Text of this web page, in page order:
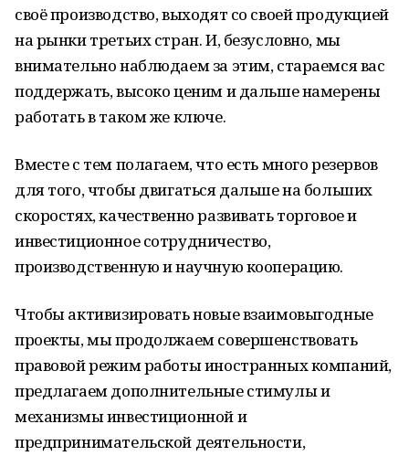
своё производство, выходят со своей продукцией
на рынки третьих стран. И, безусловно, мы
внимательно наблюдаем за этим, стараемся вас
поддержать, высоко ценим и дальше намерены
работать в таком же ключе.
Вместе с тем полагаем, что есть много резервов
для того, чтобы двигаться дальше на больших
скоростях, качественно развивать торговое и
инвестиционное сотрудничество,
производственную и научную кооперацию.
Чтобы активизировать новые взаимовыгодные
проекты, мы продолжаем совершенствовать
правовой режим работы иностранных компаний,
предлагаем дополнительные стимулы и
механизмы инвестиционной и
предпринимательской деятельности,